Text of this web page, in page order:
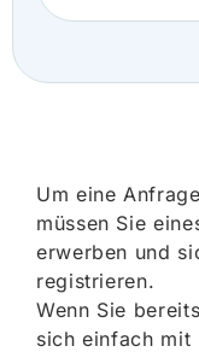
Um eine
müssen Sie
erwerben und
registrieren.
Wenn Sie
sich einfach mit